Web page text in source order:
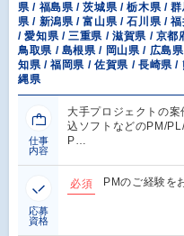
県 / 福島県 / 茨城県 / 栃木県 /
県 / 新潟県 / 富山県 / 石川県 /
/ 愛知県 / 三重県 / 滋賀県 / 京
鳥取県 / 島根県 / 岡山県 / 広島
知県 / 福岡県 / 佐賀県 / 長崎県
縄県
仕事
内容
大手プロジェクトの
込ソフトなどのPM/
P…
応募
資格
必須 PMのご経験を